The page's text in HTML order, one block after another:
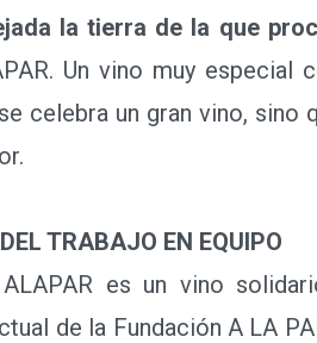
la tierra de la que
Un vino muy especial
celebra un gran vino,
TRABAJO EN EQUIPO
es un vino
de la Fundación A LA